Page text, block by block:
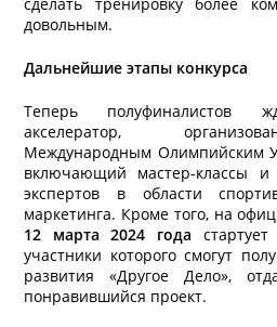
довольным.
Дальнейшие этапы конкурса
Теперь полуфиналистов
акселератор,
Международным Олимпийским
включающий мастер-классы
экспертов в области
маркетинга. Кроме того, на
12 марта 2024 года
участники которого смогут
развития «Другое Дело»,
понравившийся проект.